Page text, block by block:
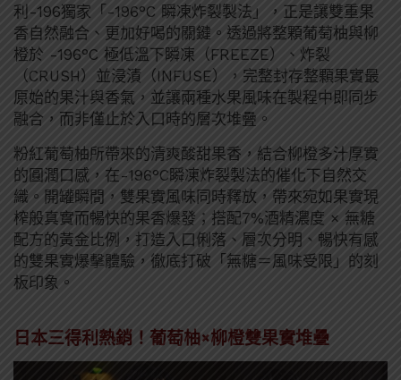
利-196獨家「-196°C 瞬凍炸裂製法」，正是讓雙重果
香自然融合、更加好喝的關鍵。透過將整顆葡萄柚與柳
橙於 -196°C 極低溫下瞬凍（FREEZE）、炸裂
（CRUSH）並浸漬（INFUSE），完整封存整顆果實最
原始的果汁與香氣，並讓兩種水果風味在製程中即同步
融合，而非僅止於入口時的層次堆疊。
粉紅葡萄柚所帶來的清爽酸甜果香，結合柳橙多汁厚實
的圓潤口感，在-196°C瞬凍炸裂製法的催化下自然交
織。開罐瞬間，雙果實風味同時釋放，帶來宛如果實現
榨般真實而暢快的果香爆發；搭配7%酒精濃度 × 無糖
配方的黃金比例，打造入口俐落、層次分明、暢快有感
的雙果實爆擊體驗，徹底打破「無糖＝風味受限」的刻
板印象。
日本三得利熱銷！葡萄柚×柳橙雙果實堆疊